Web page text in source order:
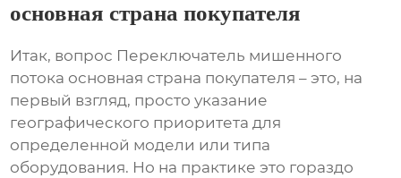
основная страна покупателя
Итак, вопрос Переключатель мишенного
потока основная страна покупателя – это, на
первый взгляд, просто указание
географического приоритета для
определенной модели или типа
оборудования. Но на практике это гораздо